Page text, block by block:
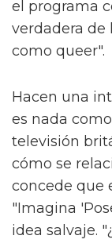
nunca ha
cambia su
entonces